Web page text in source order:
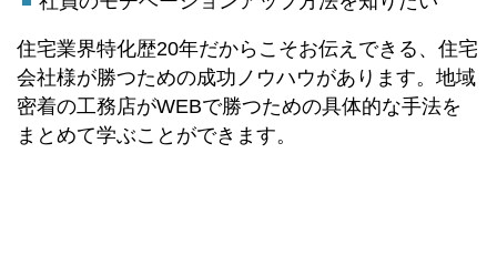
住宅業界特化歴20年だからこそお伝えできる、住宅
会社様が勝つための成功ノウハウがあります。地域
密着の工務店がWEBで勝つための具体的な手法を
まとめて学ぶことができます。